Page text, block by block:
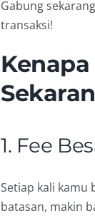
Gabung
transaksi!
1. Fee
Setiap kali kamu
batasan, makin